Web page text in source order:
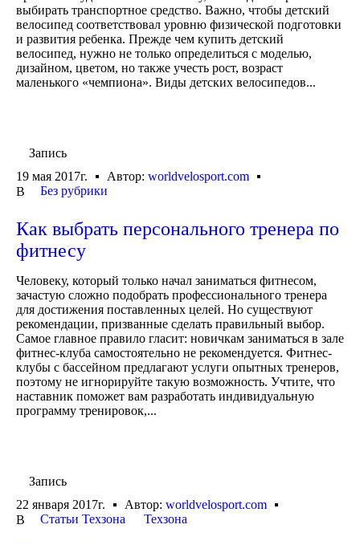
выбирать транспортное средство. Важно, чтобы детский
велосипед соответствовал уровню физической подготовки
и развития ребенка. Прежде чем купить детский
велосипед, нужно не только определиться с моделью,
дизайном, цветом, но также учесть рост, возраст
маленького «чемпиона». Виды детских велосипедов...
Запись
19 мая 2017г.
Автор: worldvelosport.com
В
Без рубрики
Как выбрать персонального тренера по
фитнесу
Человеку, который только начал заниматься фитнесом,
зачастую сложно подобрать профессионального тренера
для достижения поставленных целей. Но существуют
рекомендации, призванные сделать правильный выбор.
Самое главное правило гласит: новичкам заниматься в зале
фитнес-клуба самостоятельно не рекомендуется. Фитнес-
клубы с бассейном предлагают услуги опытных тренеров,
поэтому не игнорируйте такую возможность. Учтите, что
наставник поможет вам разработать индивидуальную
программу тренировок,...
Запись
22 января 2017г.
Автор: worldvelosport.com
В
Статьи Техзона Техзона